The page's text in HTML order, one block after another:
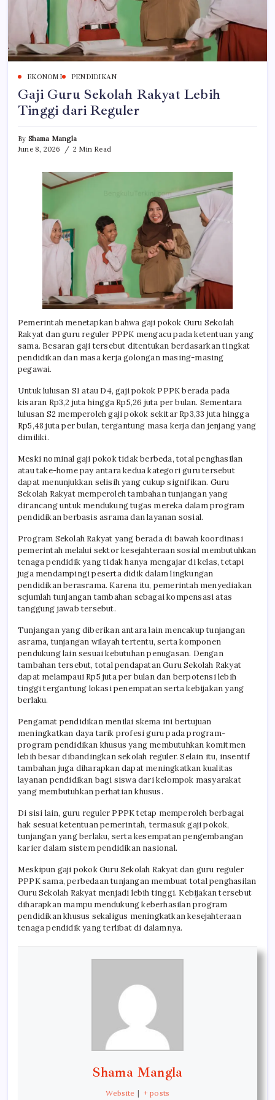
EKONOMI PENDIDIKAN
Gaji Guru Sekolah Rakyat Lebih
Tinggi dari Reguler
By Shama Mangla
June 8, 2026
2 Min Read
Pemerintah menetapkan bahwa gaji pokok Guru Sekolah
Rakyat dan guru reguler PPPK mengacu pada ketentuan yang
sama. Besaran gaji tersebut ditentukan berdasarkan tingkat
pendidikan dan masa kerja golongan masing-masing
pegawai.
Untuk lulusan S1 atau D4, gaji pokok PPPK berada pada
kisaran Rp3,2 juta hingga Rp5,26 juta per bulan. Sementara
lulusan S2 memperoleh gaji pokok sekitar Rp3,33 juta hingga
Rp5,48 juta per bulan, tergantung masa kerja dan jenjang yang
dimiliki.
Meski nominal gaji pokok tidak berbeda, total penghasilan
atau take-home pay antara kedua kategori guru tersebut
dapat menunjukkan selisih yang cukup signifikan. Guru
Sekolah Rakyat memperoleh tambahan tunjangan yang
dirancang untuk mendukung tugas mereka dalam program
pendidikan berbasis asrama dan layanan sosial.
Program Sekolah Rakyat yang berada di bawah koordinasi
pemerintah melalui sektor kesejahteraan sosial membutuhkan
tenaga pendidik yang tidak hanya mengajar di kelas, tetapi
juga mendampingi peserta didik dalam lingkungan
pendidikan berasrama. Karena itu, pemerintah menyediakan
sejumlah tunjangan tambahan sebagai kompensasi atas
tanggung jawab tersebut.
Tunjangan yang diberikan antara lain mencakup tunjangan
asrama, tunjangan wilayah tertentu, serta komponen
pendukung lain sesuai kebutuhan penugasan. Dengan
tambahan tersebut, total pendapatan Guru Sekolah Rakyat
dapat melampaui Rp5 juta per bulan dan berpotensi lebih
tinggi tergantung lokasi penempatan serta kebijakan yang
berlaku.
Pengamat pendidikan menilai skema ini bertujuan
meningkatkan daya tarik profesi guru pada program-
program pendidikan khusus yang membutuhkan komitmen
lebih besar dibandingkan sekolah reguler. Selain itu, insentif
tambahan juga diharapkan dapat meningkatkan kualitas
layanan pendidikan bagi siswa dari kelompok masyarakat
yang membutuhkan perhatian khusus.
Di sisi lain, guru reguler PPPK tetap memperoleh berbagai
hak sesuai ketentuan pemerintah, termasuk gaji pokok,
tunjangan yang berlaku, serta kesempatan pengembangan
karier dalam sistem pendidikan nasional.
Meskipun gaji pokok Guru Sekolah Rakyat dan guru reguler
PPPK sama, perbedaan tunjangan membuat total penghasilan
Guru Sekolah Rakyat menjadi lebih tinggi. Kebijakan tersebut
diharapkan mampu mendukung keberhasilan program
pendidikan khusus sekaligus meningkatkan kesejahteraan
tenaga pendidik yang terlibat di dalamnya.
Shama Mangla
Website | + posts